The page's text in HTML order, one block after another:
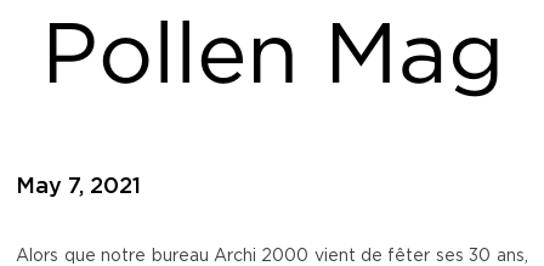
Pollen Mag
May 7, 2021
Alors que notre bureau Archi 2000 vient de fêter ses 30 ans,